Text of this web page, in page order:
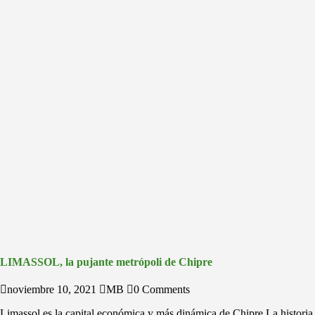
LIMASSOL, la pujante metrópoli de Chipre
noviembre 10, 2021 MB
0 Comments